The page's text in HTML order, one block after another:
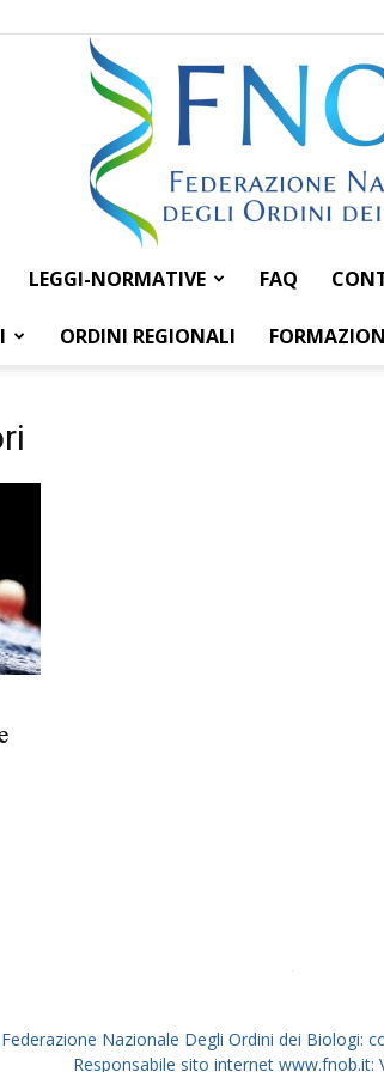
Federazione
LEGGI-NORMATIVE FAQ
ORDINI REGIONALI
Federazione Nazionale Degli Ordini dei Biologi:
Responsabile sito internet www.fnob.it: